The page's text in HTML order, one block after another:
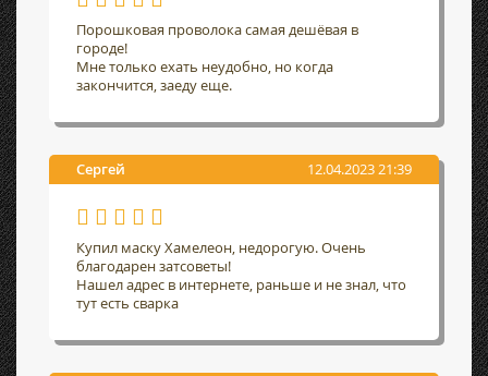
Порошковая проволока самая дешёвая в
городе!
Мне только ехать неудобно, но когда
закончится, заеду еще.
Сергей 12.04.2023 21:39
Купил маску Хамелеон, недорогую. Очень
благодарен затсоветы!
Нашел адрес в интернете, раньше и не знал, что
тут есть сварка